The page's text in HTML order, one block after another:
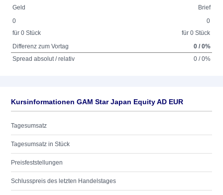
Geld
Brief
0
für 0 Stück
0
für 0 Stück
Differenz zum Vortag
0 / 0%
Spread absolut / relativ
0 / 0%
Kursinformationen GAM Star Japan Equity AD EUR
Tagesumsatz
Tagesumsatz in Stück
Preisfeststellungen
Schlusspreis des letzten Handelstages